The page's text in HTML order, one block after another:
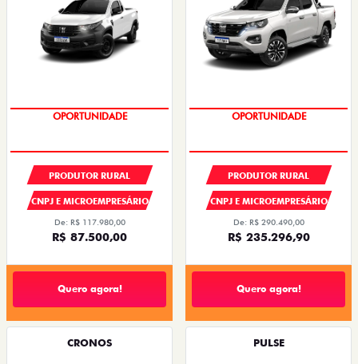
OPORTUNIDADE
PRODUTOR RURAL
CNPJ E MICROEMPRESÁRIO
De: R$ 117.980,00
R$ 87.500,00
Quero agora!
CONDIÇÃO IMPERDÍVEL
PRODUTOR RURAL
CNPJ E MICROEMPRESÁRIO
De: R$ 290.490,00
R$ 235.296,90
Quero agora!
CRONOS PULSE